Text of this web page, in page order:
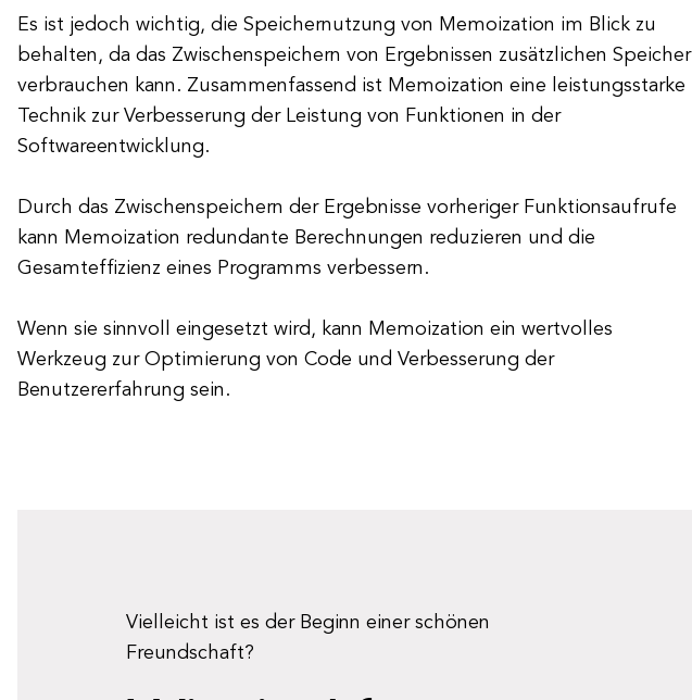
Es ist jedoch wichtig, die Speichernutzung von Memoization im Blick zu
behalten, da das Zwischenspeichern von Ergebnissen zusätzlichen Speicher
verbrauchen kann. Zusammenfassend ist Memoization eine leistungsstarke
Technik zur Verbesserung der Leistung von Funktionen in der
Softwareentwicklung.
Durch das Zwischenspeichern der Ergebnisse vorheriger Funktionsaufrufe
kann Memoization redundante Berechnungen reduzieren und die
Gesamteffizienz eines Programms verbessern.
Wenn sie sinnvoll eingesetzt wird, kann Memoization ein wertvolles
Werkzeug zur Optimierung von Code und Verbesserung der
Benutzererfahrung sein.
Vielleicht ist es der Beginn einer schönen
Freundschaft?